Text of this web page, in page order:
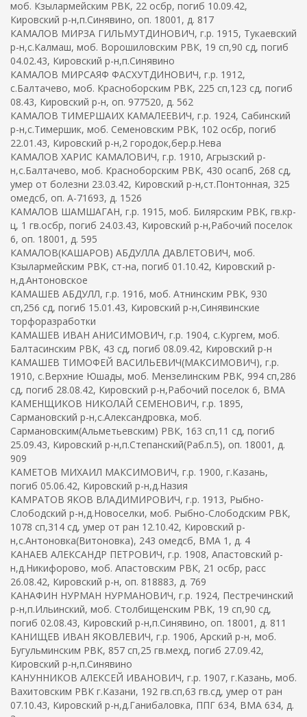
моб. Кзылармейским РВК, 22 осбр, погиб 10.09.42,
Кировский р-н,п.Синявино, оп. 18001, д. 817
КАМАЛОВ МИРЗА ГИЛЬМУТДИНОВИЧ, г.р. 1915, Тукаевский
р-н,с.Калмаш, моб. Ворошиловским РВК, 19 сп,90 сд, погиб
04.02.43, Кировский р-н,п.Синявино
КАМАЛОВ МИРСАЯФ ФАСХУТДИНОВИЧ, г.р. 1912,
с.Балтачево, моб. Красноборским РВК, 225 сп,123 сд, погиб
08.43, Кировский р-н, оп. 977520, д. 562
КАМАЛОВ ТИМЕРШАИХ КАМАЛЕЕВИЧ, г.р. 1924, Сабинский
р-н,с.Тимершик, моб. Семеновским РВК, 102 осбр, погиб
22.01.43, Кировский р-н,2 городок,бер.р.Нева
КАМАЛОВ ХАРИС КАМАЛОВИЧ, г.р. 1910, Агрызский р-
н,с.Балтачево, моб. Красноборским РВК, 430 осапб, 268 сд,
умер от болезни 23.03.42, Кировский р-н,ст.Понтонная, 325
омедсб, оп. А-71693, д. 1526
КАМАЛОВ ШАМШАГАН, г.р. 1915, моб. Билярским РВК, гв.кр-
ц, 1 гв.осбр, погиб 24.03.43, Кировский р-н,Рабочий поселок
6, оп. 18001, д. 595
КАМАЛОВ(КАШАРОВ) АБДУЛЛА ДАВЛЕТОВИЧ, моб.
Кзылармейским РВК, ст-на, погиб 01.10.42, Кировский р-
н,д.Антоновское
КАМАШЕВ АБДУЛЛ, г.р. 1916, моб. Атнинским РВК, 930
сп,256 сд, погиб 15.01.43, Кировский р-н,Синявинские
торфоразработки
КАМАШЕВ ИВАН АНИСИМОВИЧ, г.р. 1904, с.Кургем, моб.
Балтасинским РВК, 43 сд, погиб 08.09.42, Кировский р-н
КАМАШЕВ ТИМОФЕЙ ВАСИЛЬЕВИЧ(МАКСИМОВИЧ), г.р.
1910, с.Верхние Юшады, моб. Мензелинским РВК, 994 сп,286
сд, погиб 28.08.42, Кировский р-н,Рабочий поселок 6, ВМА
КАМЕНЩИКОВ НИКОЛАЙ СЕМЕНОВИЧ, г.р. 1895,
Сармановский р-н,с.Александровка, моб.
Сармановским(Альметьевским) РВК, 163 сп,11 сд, погиб
25.09.43, Кировский р-н,п.Степанский(Раб.п.5), оп. 18001, д.
909
КАМЕТОВ МИХАИЛ МАКСИМОВИЧ, г.р. 1900, г.Казань,
погиб 05.06.42, Кировский р-н,д.Назия
КАМРАТОВ ЯКОВ ВЛАДИМИРОВИЧ, г.р. 1913, Рыбно-
Слободский р-н,д.Новоселки, моб. Рыбно-Слободским РВК,
1078 сп,314 сд, умер от ран 12.10.42, Кировский р-
н,с.Антоновка(Витоновка), 243 омедсб, ВМА 1, д. 4
КАНАЕВ АЛЕКСАНДР ПЕТРОВИЧ, г.р. 1908, Апастовский р-
н,д.Никифорово, моб. Апастовским РВК, 21 осбр, расс
26.08.42, Кировский р-н, оп. 818883, д. 769
КАНАФИН НУРМАН НУРМАНОВИЧ, г.р. 1924, Пестречинский
р-н,п.Ильинский, моб. Столбищенским РВК, 19 сп,90 сд,
погиб 02.08.43, Кировский р-н,п.Синявино, оп. 18001, д. 811
КАНИЩЕВ ИВАН ЯКОВЛЕВИЧ, г.р. 1906, Арский р-н, моб.
Бугульминским РВК, 857 сп,25 гв.мехд, погиб 27.09.42,
Кировский р-н,п.Синявино
КАНУННИКОВ АЛЕКСЕЙ ИВАНОВИЧ, г.р. 1907, г.Казань, моб.
Вахитовским РВК г.Казани, 192 гв.сп,63 гв.сд, умер от ран
07.10.43, Кировский р-н,д.Ганибаловка, ППГ 634, ВМА 634, д.